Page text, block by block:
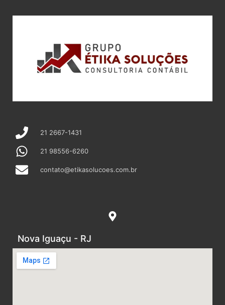
21 2667-1431
21 98556-6260
contato@etikasolucoes.com.br
Nova Iguaçu - RJ